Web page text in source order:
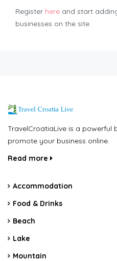
Register here and start
businesses on the site.
TravelCroatiaLive is a
promote your business online.
Read more
Accommodation
Food & Drinks
Beach
Lake
Mountain